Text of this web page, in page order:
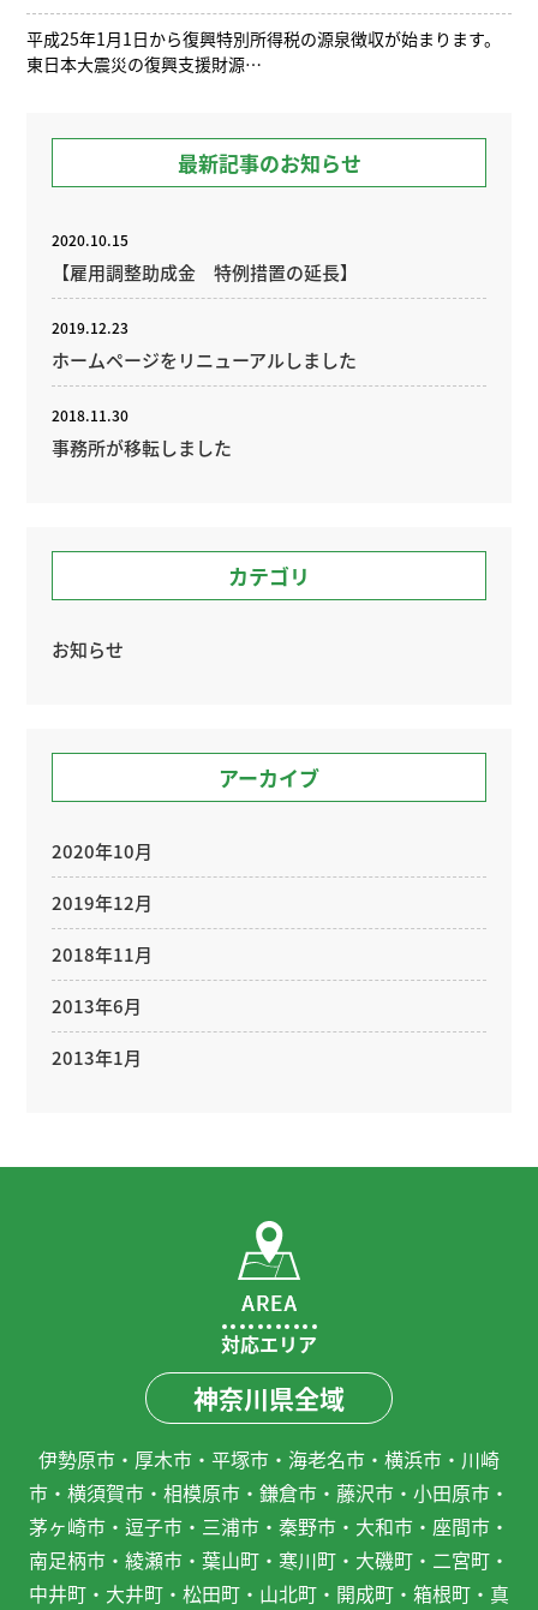
平成25年1月1日から復興特別所得税の源泉徴収が始まります。
東日本大震災の復興支援財源…
最新記事のお知らせ
2020.10.15
【雇用調整助成金 特例措置の延長】
2019.12.23
ホームページをリニューアルしました
2018.11.30
事務所が移転しました
カテゴリ
お知らせ
アーカイブ
2020年10月
2019年12月
2018年11月
2013年6月
2013年1月
対応エリア
神奈川県全域
伊勢原市・厚木市・平塚市・海老名市・横浜市・川崎
市・横須賀市・相模原市・鎌倉市・藤沢市・小田原市・
茅ヶ崎市・逗子市・三浦市・秦野市・大和市・座間市・
南足柄市・綾瀬市・葉山町・寒川町・大磯町・二宮町・
中井町・大井町・松田町・山北町・開成町・箱根町・真